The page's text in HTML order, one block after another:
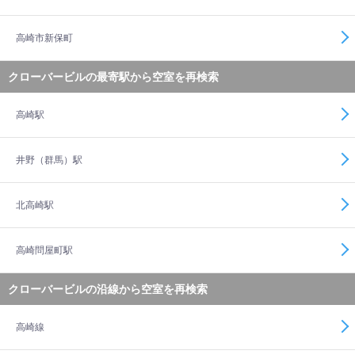
高崎市新保町
クローバービルの最寄駅から空室を再検索
高崎駅
井野（群馬）駅
北高崎駅
高崎問屋町駅
クローバービルの沿線から空室を再検索
高崎線